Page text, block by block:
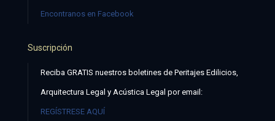
Encontranos en Facebook
Suscripción
Reciba GRATIS nuestros boletines de Peritajes Edilicios,
Arquitectura Legal y Acústica Legal por email:
REGÍSTRESE AQUÍ